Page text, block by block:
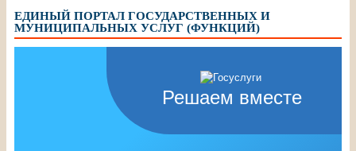
ЕДИНЫЙ ПОРТАЛ ГОСУДАРСТВЕННЫХ И
МУНИЦИПАЛЬНЫХ УСЛУГ (ФУНКЦИЙ)
Решаем вместе